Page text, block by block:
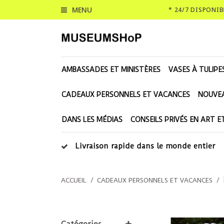
MENU * 24/7
AMBASSADES ET MINISTÈRES VASES À
CADEAUX PERSONNELS ET VACANCES
DANS LES MÉDIAS CONSEILS PRIVÉS EN ART
Livraison rapide dans le monde entier
ACCUEIL / CADEAUX PERSONNELS ET VACANCES /